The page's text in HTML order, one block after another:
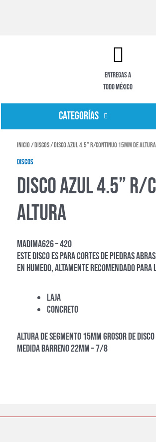
Entregas a
todo México
Categorías
Inicio/ Discos/ Disco azul 4.5” r/continuo 15mm de altura
Discos
Disco azul 4.5” r/
altura
MADIMA626 – 420
Este disco es para cortes de piedras
en humedo, altamente recomendado para
Laja
Concreto
Altura de Segmento 15mm Grosor de disco
Medida Barreno 22mm – 7/8